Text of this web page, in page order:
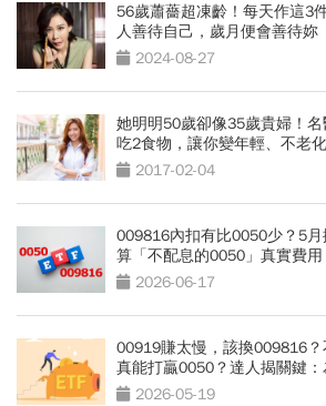
56歲蕭薔超凍齡！每天作這3
人善待自己，歲月便會善待妳
2024-08-27
她明明50歲卻像35歲貴婦！
吃2食物，讓你變年輕、不老化
2017-02-04
009816內扣有比0050少？5
算「不配息的0050」真實費
2026-06-17
00919賺太慢，該換009816
真能打贏0050？達人揭關鍵
刃 2026-05-19